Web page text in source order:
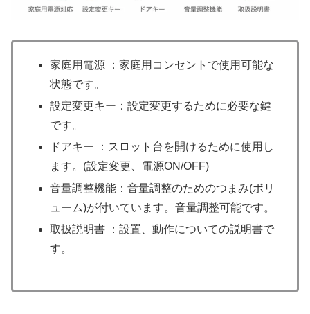
家庭用電源 ：家庭用コンセントで使用可能な
状態です。
設定変更キー：設定変更するために必要な鍵
です。
ドアキー ：スロット台を開けるために使用し
ます。(設定変更、電源ON/OFF)
音量調整機能：音量調整のためのつまみ(ボリ
ューム)が付いています。音量調整可能です。
取扱説明書 ：設置、動作についての説明書で
す。